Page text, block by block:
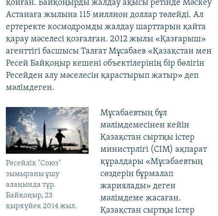
қойған. Байқоңырды жалдау ақысы ретінде Мәскеу
Астанаға жылына 115 миллион доллар төлейді. Ал
ертеректе космодромды жалдау шарттарын қайта
қарау мәселесі қозғалған. 2012 жылы «Қазғарыш»
агенттігі басшысы Талғат Мұсабаев «Қазақстан мен
Ресей Байқоңыр кешені объектілерінің бір бөлігін
Ресейден алу мәселесін қарастырып жатыр» деп
мәлімдеген.
Ресейлік "Союз"
зымыраны ұшу
алаңында тұр.
Байқоңыр, 23
қыркүйек 2014 жыл.
Мұсабаевтың бұл
мәлімдемесінен кейін
Қазақстан сыртқы істер
министрлігі (СІМ) ақпарат
құралдары «Мұсабаевтың
сөздерін бұрмалап
жариялады» деген
мәлімдеме жасаған.
Қазақстан сыртқы істер